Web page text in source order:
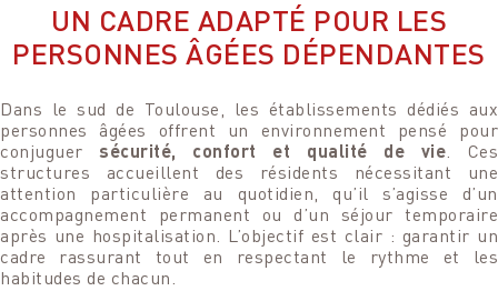
UN CADRE ADAPTÉ POUR LES
PERSONNES ÂGÉES DÉPENDANTES
Dans le sud de Toulouse, les établissements dédiés aux
personnes âgées offrent un environnement pensé pour
conjuguersécurité, confort et qualité de vie . Ces
structures accueillent des résidents nécessitant une
attention particulière au quotidien, qu’il s’agisse d’un
accompagnement permanent ou d’un séjour temporaire
après une hospitalisation. L’objectif est clair : garantir un
cadre rassurant tout en respectant le rythme et les
habitudes de chacun.